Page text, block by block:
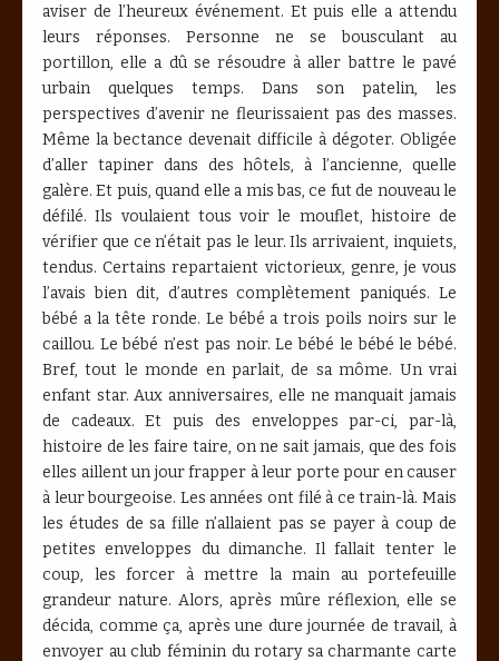
aviser de l’heureux événement. Et puis elle a attendu
leurs réponses. Personne ne se bousculant au
portillon, elle a dû se résoudre à aller battre le pavé
urbain quelques temps. Dans son patelin, les
perspectives d’avenir ne fleurissaient pas des masses.
Même la bectance devenait difficile à dégoter. Obligée
d’aller tapiner dans des hôtels, à l’ancienne, quelle
galère. Et puis, quand elle a mis bas, ce fut de nouveau le
défilé. Ils voulaient tous voir le mouflet, histoire de
vérifier que ce n’était pas le leur. Ils arrivaient, inquiets,
tendus. Certains repartaient victorieux, genre, je vous
l’avais bien dit, d’autres complètement paniqués. Le
bébé a la tête ronde. Le bébé a trois poils noirs sur le
caillou. Le bébé n’est pas noir. Le bébé le bébé le bébé.
Bref, tout le monde en parlait, de sa môme. Un vrai
enfant star. Aux anniversaires, elle ne manquait jamais
de cadeaux. Et puis des enveloppes par-ci, par-là,
histoire de les faire taire, on ne sait jamais, que des fois
elles aillent un jour frapper à leur porte pour en causer
à leur bourgeoise. Les années ont filé à ce train-là. Mais
les études de sa fille n’allaient pas se payer à coup de
petites enveloppes du dimanche. Il fallait tenter le
coup, les forcer à mettre la main au portefeuille
grandeur nature. Alors, après mûre réflexion, elle se
décida, comme ça, après une dure journée de travail, à
envoyer au club féminin du rotary sa charmante carte